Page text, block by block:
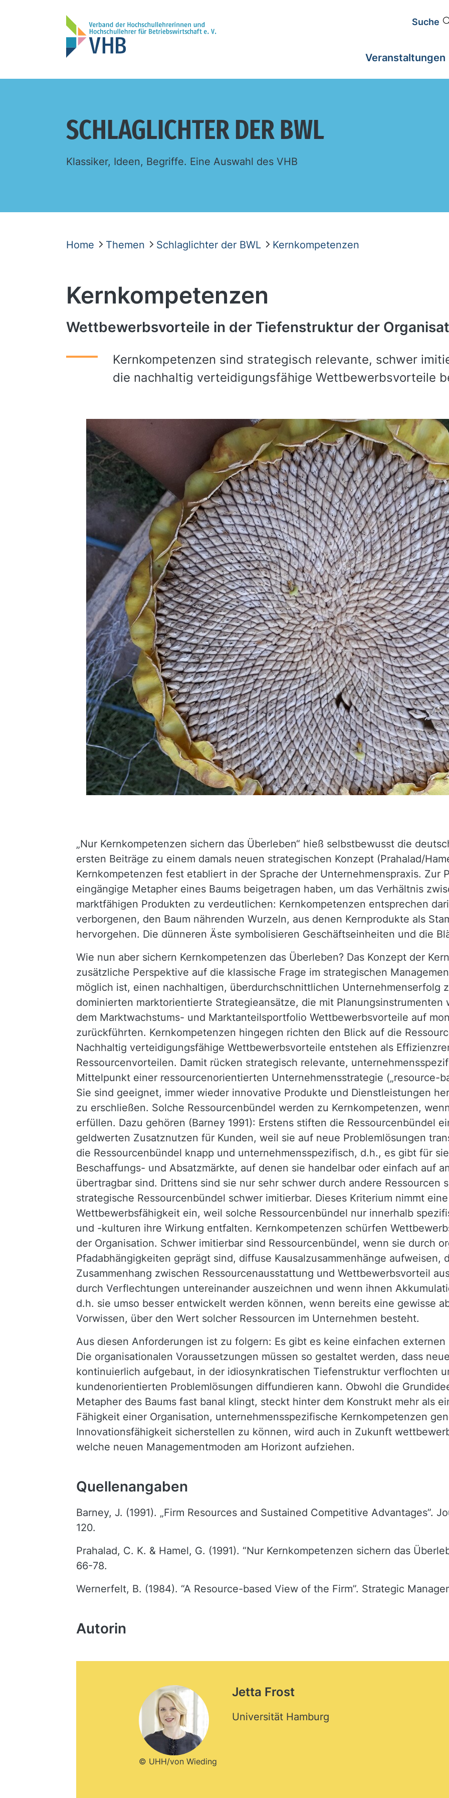
Suche
Veranstaltungen
SCHLAGLICHTER DER BWL
Klassiker, Ideen, Begriffe. Eine Auswahl des VHB
Home Themen Schlaglichter der BWL Kernkompetenzen
Kernkompetenzen
Wettbewerbsvorteile in der Tiefenstruktur der
Kernkompetenzen sind strategisch relevante, schwer
die nachhaltig verteidigungsfähige Wettbewerbsvorteile
„Nur Kernkompetenzen sichern das Überleben“ hieß selbstbewusst die
ersten Beiträge zu einem damals neuen strategischen Konzept (Prahalad/
Kernkompetenzen fest etabliert in der Sprache der Unternehmenspraxis. Zur
eingängige Metapher eines Baums beigetragen haben, um das Verhältnis
marktfähigen Produkten zu verdeutlichen: Kernkompetenzen entsprechen
verborgenen, den Baum nährenden Wurzeln, aus denen Kernprodukte als
hervorgehen. Die dünneren Äste symbolisieren Geschäftseinheiten und die
Wie nun aber sichern Kernkompetenzen das Überleben? Das Konzept der
zusätzliche Perspektive auf die klassische Frage im strategischen
möglich ist, einen nachhaltigen, überdurchschnittlichen Unternehmenserfolg
dominierten marktorientierte Strategieansätze, die mit Planungsinstrumenten
dem Marktwachstums- und Marktanteilsportfolio Wettbewerbsvorteile auf
zurückführten. Kernkompetenzen hingegen richten den Blick auf die
Nachhaltig verteidigungsfähige Wettbewerbsvorteile entstehen als
Ressourcenvorteilen. Damit rücken strategisch relevante,
Mittelpunkt einer ressourcenorientierten Unternehmensstrategie („resource-
Sie sind geeignet, immer wieder innovative Produkte und Dienstleistungen
zu erschließen. Solche Ressourcenbündel werden zu Kernkompetenzen,
erfüllen. Dazu gehören (Barney 1991): Erstens stiften die Ressourcenbündel
geldwerten Zusatznutzen für Kunden, weil sie auf neue Problemlösungen
die Ressourcenbündel knapp und unternehmensspezifisch, d.h., es gibt für sie
Beschaffungs- und Absatzmärkte, auf denen sie handelbar oder einfach auf
übertragbar sind. Drittens sind sie nur sehr schwer durch andere Ressourcen
strategische Ressourcenbündel schwer imitierbar. Dieses Kriterium nimmt eine
Wettbewerbsfähigkeit ein, weil solche Ressourcenbündel nur innerhalb
und -kulturen ihre Wirkung entfalten. Kernkompetenzen schürfen
der Organisation. Schwer imitierbar sind Ressourcenbündel, wenn sie durch
Pfadabhängigkeiten geprägt sind, diffuse Kausalzusammenhänge aufweisen,
Zusammenhang zwischen Ressourcenausstattung und Wettbewerbsvorteil
durch Verflechtungen untereinander auszeichnen und wenn ihnen
d.h. sie umso besser entwickelt werden können, wenn bereits eine gewisse
Vorwissen, über den Wert solcher Ressourcen im Unternehmen besteht.
Aus diesen Anforderungen ist zu folgern: Es gibt es keine einfachen externen
Die organisationalen Voraussetzungen müssen so gestaltet werden, dass
kontinuierlich aufgebaut, in der idiosynkratischen Tiefenstruktur verflochten
kundenorientierten Problemlösungen diffundieren kann. Obwohl die
Metapher des Baums fast banal klingt, steckt hinter dem Konstrukt mehr als
Fähigkeit einer Organisation, unternehmensspezifische Kernkompetenzen
Innovationsfähigkeit sicherstellen zu können, wird auch in Zukunft
welche neuen Managementmoden am Horizont aufziehen.
Quellenangaben
Barney, J. (1991). „Firm Resources and Sustained Competitive Advantages”.
120.
Prahalad, C. K. & Hamel, G. (1991). “Nur Kernkompetenzen sichern das
66-78.
Wernerfelt, B. (1984). “A Resource-based View of the Firm”. Strategic
Autorin
© UHH/von Wieding
Jetta Frost
Universität Hamburg